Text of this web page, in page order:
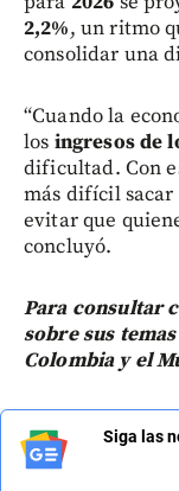
2,2%, un ritmo
consolidar una
“Cuando la
los ingresos de
dificultad. Con
más difícil sacar
evitar que
concluyó.
Para consultar
sobre sus
Colombia y el
Siga las